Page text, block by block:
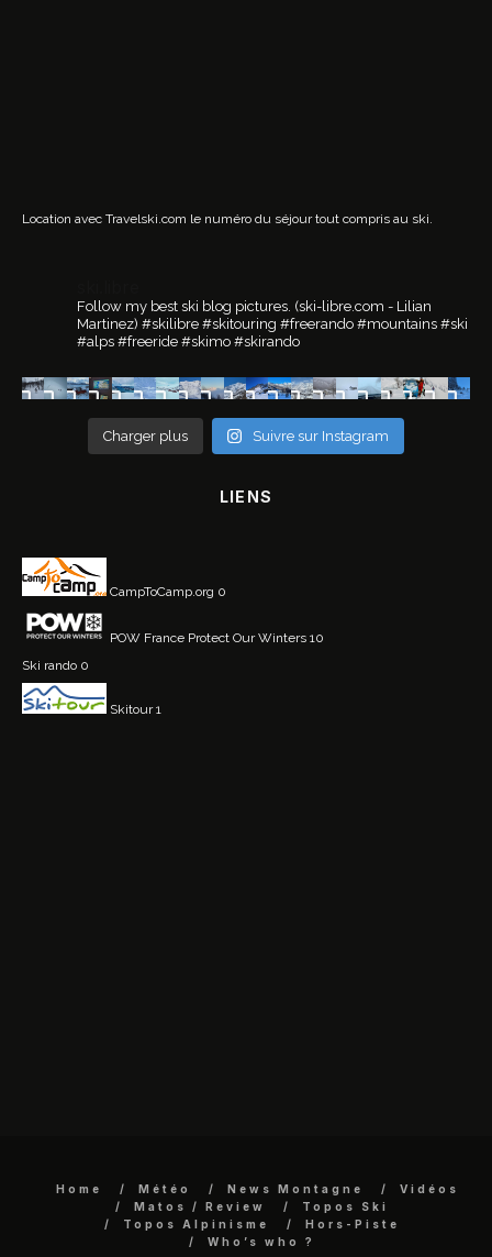
Location avec Travelski.com le numéro du séjour tout compris au ski.
Follow my best ski blog pictures. (ski-libre.com - Lilian
Martinez) #skilibre #skitouring #freerando #mountains #ski
#alps #freeride #skimo #skirando
Charger plus Suivre sur Instagram
LIENS
CampToCamp.org 0
POW France Protect Our Winters 10
Ski rando 0
Skitour1
Home Météo News Montagne
Vidéos
Matos / Review
Topos Ski
Topos Alpinisme
Hors-Piste
Who’s who ?